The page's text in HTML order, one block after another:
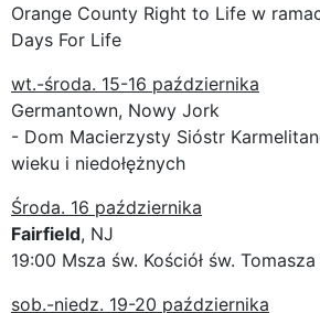
Orange County Right to Life w
Days For Life
wt.-środa. 15-16 października
Germantown, Nowy Jork
- Dom Macierzysty Sióstr
wieku i niedołężnych
Środa. 16 października
Fairfield, NJ
19:00 Msza św. Kościół św.
sob.-niedz. 19-20 października